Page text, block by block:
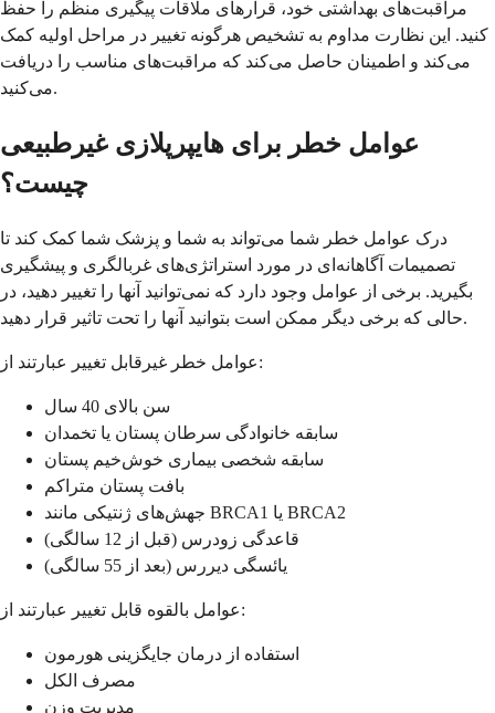
مراقبت‌های بهداشتی خود، قرارهای ملاقات پیگیری منظم را حفظ
کنید. این نظارت مداوم به تشخیص هرگونه تغییر در مراحل اولیه کمک
می‌کند و اطمینان حاصل می‌کند که مراقبت‌های مناسب را دریافت
می‌کنید.
عوامل خطر برای هایپرپلازی غیرطبیعی
چیست؟
درک عوامل خطر شما می‌تواند به شما و پزشک شما کمک کند تا
تصمیمات آگاهانه‌ای در مورد استراتژی‌های غربالگری و پیشگیری
بگیرید. برخی از عوامل وجود دارد که نمی‌توانید آنها را تغییر دهید، در
حالی که برخی دیگر ممکن است بتوانید آنها را تحت تاثیر قرار دهید.
عوامل خطر غیرقابل تغییر عبارتند از:
سن بالای 40 سال
سابقه خانوادگی سرطان پستان یا تخمدان
سابقه شخصی بیماری خوش‌خیم پستان
بافت پستان متراکم
جهش‌های ژنتیکی مانند BRCA1 یا BRCA2
قاعدگی زودرس (قبل از 12 سالگی)
یائسگی دیررس (بعد از 55 سالگی)
عوامل بالقوه قابل تغییر عبارتند از:
استفاده از درمان جایگزینی هورمون
مصرف الکل
مدیریت وزن